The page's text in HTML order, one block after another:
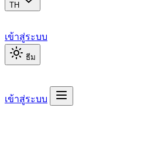
TH
เข้าสู่ระบบ
ธีม
เข้าสู่ระบบ